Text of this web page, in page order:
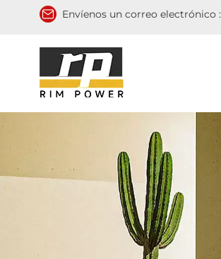
Envíenos un correo electrónico :